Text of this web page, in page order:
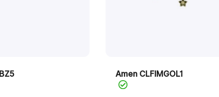
Amen CLFIMGOL1